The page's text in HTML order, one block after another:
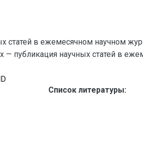
статей в ежемесячном научном
публикация научных статей в
Список литературы: